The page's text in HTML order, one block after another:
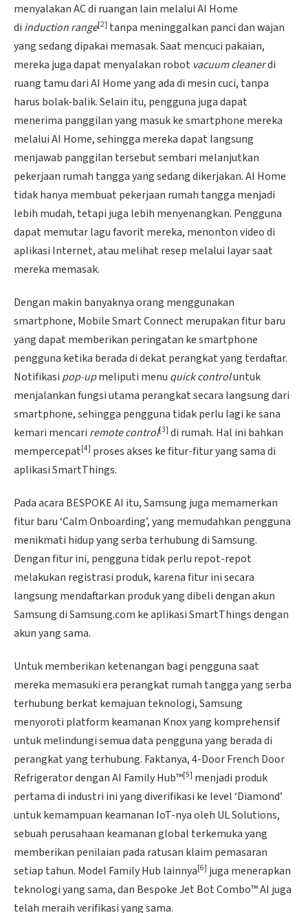
menyalakan AC di ruangan lain melalui AI Home
di induction range[2] tanpa meninggalkan panci dan wajan
yang sedang dipakai memasak. Saat mencuci pakaian,
mereka juga dapat menyalakan robot vacuum cleanerdi
ruang tamu dari AI Home yang ada di mesin cuci, tanpa
harus bolak-balik. Selain itu, pengguna juga dapat
menerima panggilan yang masuk ke smartphone mereka
melalui AI Home, sehingga mereka dapat langsung
menjawab panggilan tersebut sembari melanjutkan
pekerjaan rumah tangga yang sedang dikerjakan. AI Home
tidak hanya membuat pekerjaan rumah tangga menjadi
lebih mudah, tetapi juga lebih menyenangkan. Pengguna
dapat memutar lagu favorit mereka, menonton video di
aplikasi Internet, atau melihat resep melalui layar saat
mereka memasak.
Dengan makin banyaknya orang menggunakan
smartphone, Mobile Smart Connect merupakan fitur baru
yang dapat memberikan peringatan ke smartphone
pengguna ketika berada di dekat perangkat yang terdaftar.
Notifikasi pop-upmeliputi menu quick controluntuk
menjalankan fungsi utama perangkat secara langsung dari
smartphone, sehingga pengguna tidak perlu lagi ke sana
kemari mencari remote control[3] di rumah. Hal ini bahkan
mempercepat[4] proses akses ke fitur-fitur yang sama di
aplikasi SmartThings.
Pada acara BESPOKE AI itu, Samsung juga memamerkan
fitur baru ‘Calm Onboarding’, yang memudahkan pengguna
menikmati hidup yang serba terhubung di Samsung.
Dengan fitur ini, pengguna tidak perlu repot-repot
melakukan registrasi produk, karena fitur ini secara
langsung mendaftarkan produk yang dibeli dengan akun
Samsung di Samsung.com ke aplikasi SmartThings dengan
akun yang sama.
Untuk memberikan ketenangan bagi pengguna saat
mereka memasuki era perangkat rumah tangga yang serba
terhubung berkat kemajuan teknologi, Samsung
menyoroti platform keamanan Knox yang komprehensif
untuk melindungi semua data pengguna yang berada di
perangkat yang terhubung. Faktanya, 4-Door French Door
Refrigerator dengan AI Family Hub™[5] menjadi produk
pertama di industri ini yang diverifikasi ke level ‘Diamond’
untuk kemampuan keamanan IoT-nya oleh UL Solutions,
sebuah perusahaan keamanan global terkemuka yang
memberikan penilaian pada ratusan klaim pemasaran
setiap tahun. Model Family Hub lainnya[6] juga menerapkan
teknologi yang sama, dan Bespoke Jet Bot Combo™ AI juga
telah meraih verifikasi yang sama.